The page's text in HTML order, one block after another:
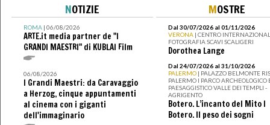
NOTIZIE
ROMA| 06/08/2026
ARTE.it media partner de "I
GRANDI MAESTRI" di KUBLAI Film
06/08/2026
I Grandi Maestri: da Caravaggio
a Herzog, cinque appuntamenti
al cinema con i giganti
dell'immaginario
MOSTRE
Dal 30/07/2026 al 01/11/2026
VERONA | CENTRO
FOTOGRAFIA SCAVI SCALIGERI
Dorothea Lange
Dal 24/07/2026 al 31/10/2026
PALERMO | PALAZZO BELMONTE
PALERMO I PARCO ARCHEOLOGICO
PAESAGGISTICO VALLE DEI TEMPLI -
AGRIGENTO
Botero. L’incanto del Mito I
Botero. Il peso dei sogni